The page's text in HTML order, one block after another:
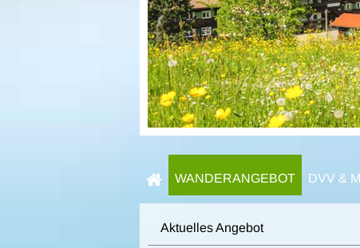
WANDERANGEBOT DVV &
Aktuelles Angebot